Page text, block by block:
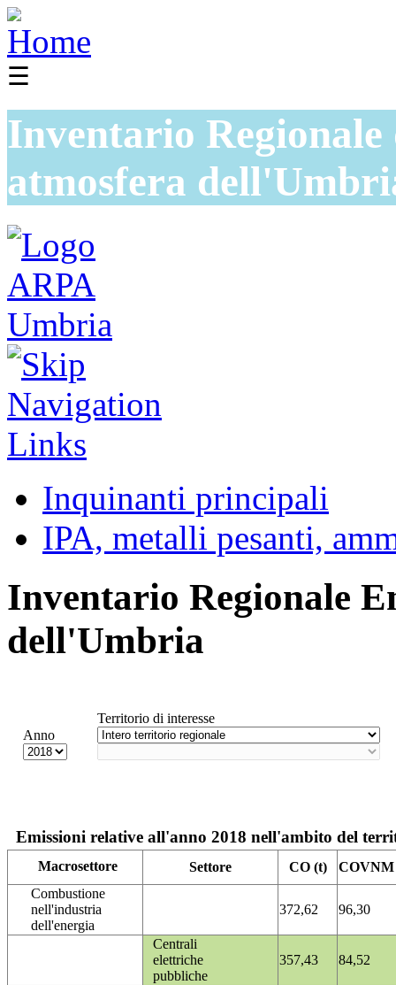
☰
Inventario
atmosfera
Inquinanti principali
IPA, metalli pesanti,
Inventario Regionale
dell'Umbria
Anno
Territorio di interesse
Emissioni relative all'anno 2018 nell'ambito del
Macrosettore Settore CO (t)
COVNM
Combustione
nell'industria
dell'energia
372,62 96,30
Centrali
elettriche
pubbliche
357,43 84,52